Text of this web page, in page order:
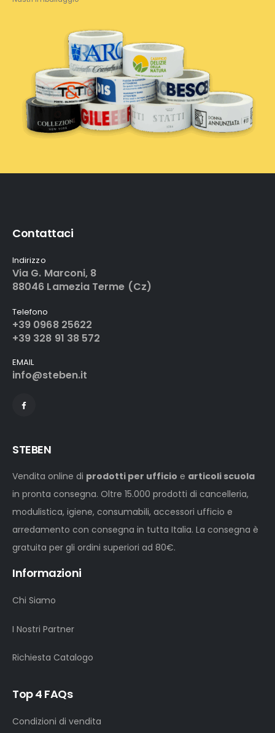
Contattaci
Indirizzo
Via G. Marconi, 8
88046 Lamezia Terme (Cz)
Telefono
+39 0968 25622
+39 328 91 38 572
EMAIL
info@steben.it
STEBEN
Vendita online di prodotti per ufficio e articoli scuola
in pronta consegna. Oltre 15.000 prodotti di cancelleria,
modulistica, igiene, consumabili, accessori ufficio e
arredamento con consegna in tutta Italia. La consegna è
gratuita per gli ordini superiori ad 80€.
Informazioni
Chi Siamo
I Nostri Partner
Richiesta Catalogo
Top 4 FAQs
Condizioni di vendita